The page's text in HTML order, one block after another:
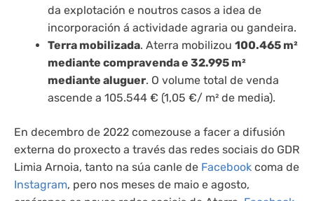
da explotación e noutros casos a idea de
incorporación á actividade agraria ou gandeira.
Terra mobilizada. Aterra mobilizou 100.465 m²
mediante compravenda e 32.995 m²
mediante aluguer. O volume total de venda
ascende a 105.544 € (1,05 €/ m² de media).
En decembro de 2022 comezouse a facer a difusión
externa do proxecto a través das redes sociais do GDR
Limia Arnoia, tanto na súa canle de Facebook coma de
Instagram, pero nos meses de maio e agosto,